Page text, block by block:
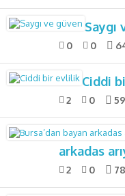
Saygı
0 0
Ciddi
2 0
arkadas
2 0